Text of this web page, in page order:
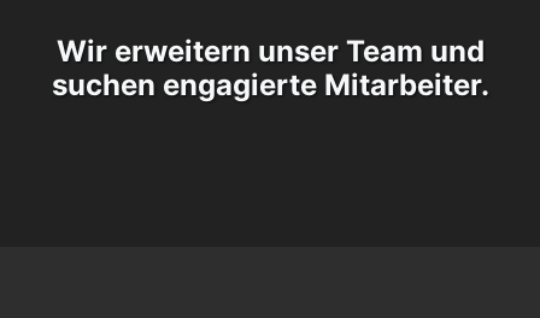
Wir erweitern unser Team und
suchen engagierte Mitarbeiter.